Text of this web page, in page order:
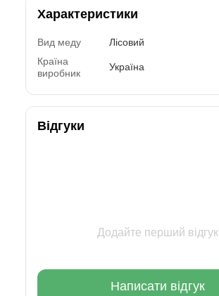
Характеристики
Вид меду
Лісовий
Країна
виробник
Україна
Відгуки
Додайте перший відгук
Написати відгук